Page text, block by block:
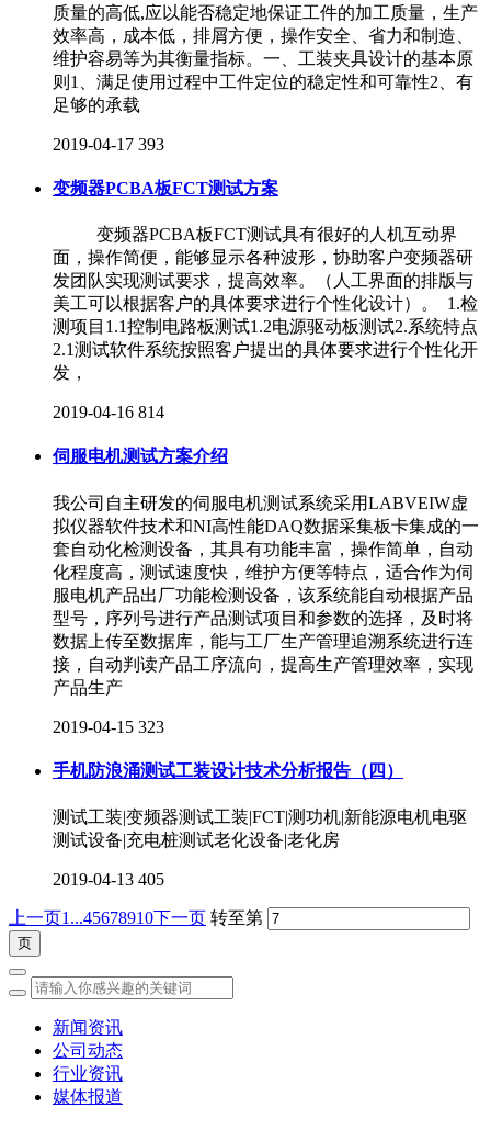
质量的高低,应以能否稳定地保证工件的加工质量，生产
效率高，成本低，排屑方便，操作安全、省力和制造、
维护容易等为其衡量指标。一、工装夹具设计的基本原
则1、满足使用过程中工件定位的稳定性和可靠性2、有
足够的承载
2019-04-17 393
变频器PCBA板FCT测试方案
变频器PCBA板FCT测试具有很好的人机互动界
面，操作简便，能够显示各种波形，协助客户变频器研
发团队实现测试要求，提高效率。（人工界面的排版与
美工可以根据客户的具体要求进行个性化设计）。 1.检
测项目1.1控制电路板测试1.2电源驱动板测试2.系统特点
2.1测试软件系统按照客户提出的具体要求进行个性化开
发，
2019-04-16 814
伺服电机测试方案介绍
我公司自主研发的伺服电机测试系统采用LABVEIW虚
拟仪器软件技术和NI高性能DAQ数据采集板卡集成的一
套自动化检测设备，其具有功能丰富，操作简单，自动
化程度高，测试速度快，维护方便等特点，适合作为伺
服电机产品出厂功能检测设备，该系统能自动根据产品
型号，序列号进行产品测试项目和参数的选择，及时将
数据上传至数据库，能与工厂生产管理追溯系统进行连
接，自动判读产品工序流向，提高生产管理效率，实现
产品生产
2019-04-15 323
手机防浪涌测试工装设计技术分析报告（四）
测试工装|变频器测试工装|FCT|测功机|新能源电机电驱
测试设备|充电桩测试老化设备|老化房
2019-04-13 405
上一页1...45678910下一页 转至第
新闻资讯
公司动态
行业资讯
媒体报道